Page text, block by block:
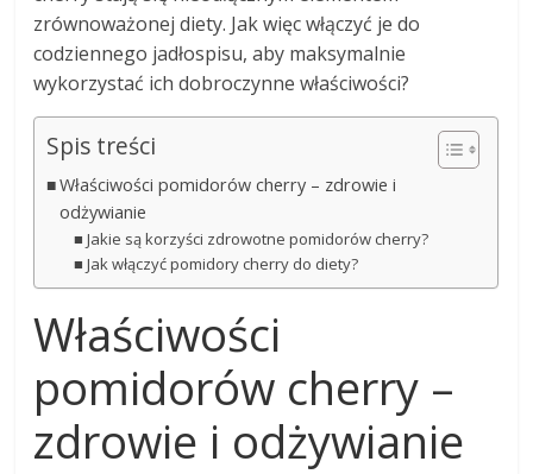
zrównoważonej diety. Jak więc włączyć je do
codziennego jadłospisu, aby maksymalnie
wykorzystać ich dobroczynne właściwości?
Spis treści
Właściwości pomidorów cherry – zdrowie i
odżywianie
Jakie są korzyści zdrowotne pomidorów cherry?
Jak włączyć pomidory cherry do diety?
Właściwości
pomidorów cherry –
zdrowie i odżywianie